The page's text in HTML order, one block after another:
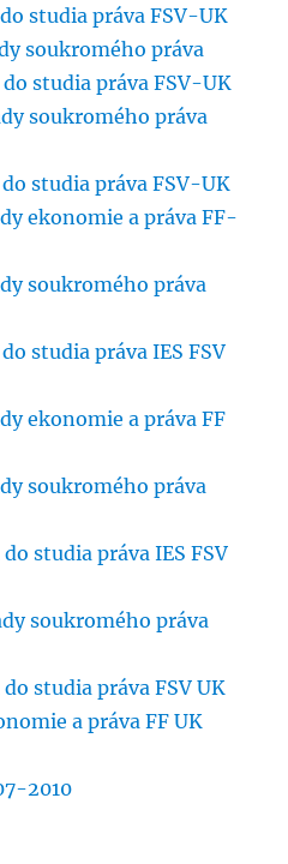
studia práva FSV-UK
soukromého práva
studia práva FSV-UK
soukromého práva
studia práva FSV-UK
ekonomie a práva FF-
soukromého práva
studia práva IES FSV
ekonomie a práva FF
soukromého práva
studia práva IES FSV
soukromého práva
studia práva FSV UK
a práva FF UK
2010